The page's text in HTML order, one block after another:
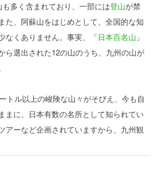
多く含まれており、一部には登山が禁
た、阿蘇山をはじめとして、全国的な知
なくありません。事実、「日本百名山 」
ら選出された12の山のうち、九州の山が
トル以上の峻険な山々がそびえ、今も自
まに、日本有数の名所として知られてい
アーなど企画されていますから、九州観